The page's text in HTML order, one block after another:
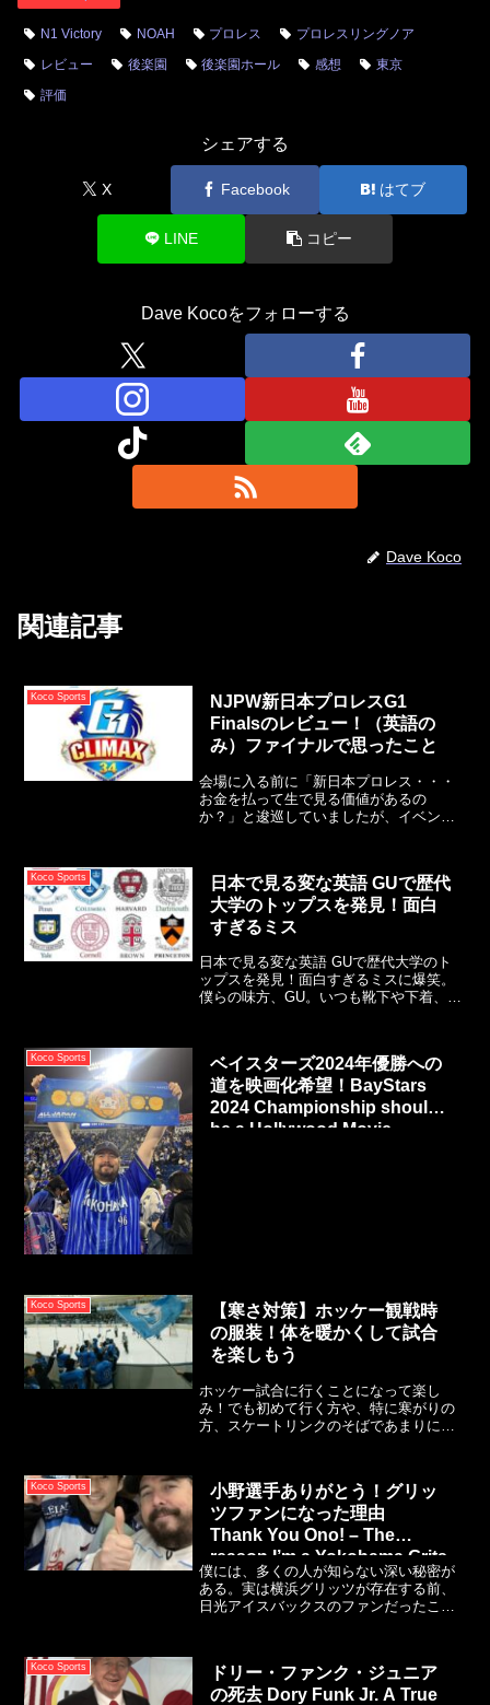
N1 Victory NOAH プロレス
プロレスリングノア
レビュー
後楽園 後楽園ホール 感想
東京
評価
シェアする
X Facebook はてブ
LINE コピー
Dave Kocoをフォローする
Dave Koco
関連記事
Koco Sports
NJPW新日本プロレスG1
Finalsのレビュー！（英語の
み）ファイナルで思ったこと
会場に入る前に「新日本プロレス・・・
お金を払って生で見る価値があるの
か？」と逡巡していましたが、イベント
のか悪いことなのか？横浜出身の辻リョ
ウタ選手を応援していましたが、ザック
セイバーJrが勝利したのもまた良き。
Koco Sports
日本で見る変な英語 GUで歴代
大学のトップスを発見！面白
すぎるミス
日本で見る変な英語 GUで歴代大学のト
ップスを発見！面白すぎるミスに爆笑。
僕らの味方、GU。いつも靴下や下着、部
と便利なオールラウンド系ブランド。
「プチプラ」（プチプライスの略）ブラ
ンドとして大人気で、おしゃれなスタイ
ルが発売されるとネットですぐに売り切
Koco Sports
ベイスターズ2024年優勝への
道を映画化希望！BayStars
2024 Championship should
be a Hollywood Movie
Koco Sports
【寒さ対策】ホッケー観戦時
の服装！体を暖かくして試合
を楽しもう
ホッケー試合に行くことになって楽し
み！でも初めて行く方や、特に寒がりの
方、スケートリンクのそばであまりに体
をご紹介！
Koco Sports
小野選手ありがとう！グリッ
ツファンになった理由
Thank You Ono! – The
reason I’m a Yokohama Grits
Fan
僕には、多くの人が知らない深い秘密が
ある。実は横浜グリッツが存在する前、
日光アイスバックスのファンだったこと
に現れたのだ。最初は練習試合かビール
リーグのチームだと思った。
Koco Sports
ドリー・ファンク・ジュニア
の死去 Dory Funk Jr. A True